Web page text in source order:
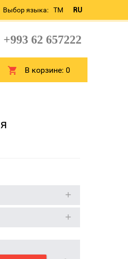
Выбор языка: TM RU
+993 62 657222
В корзине:0